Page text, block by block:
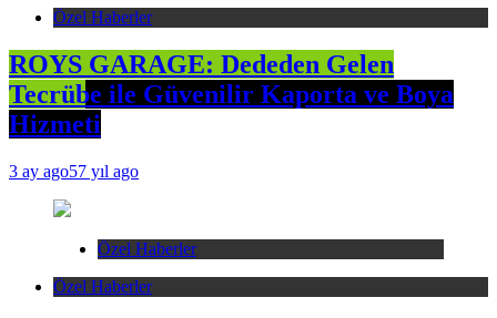
Özel Haberler
ROYS GARAGE: Dededen Gelen
Tecrübe ile Güvenilir Kaporta ve Boya
Hizmeti
3 ay ago57 yıl ago
Özel Haberler
Özel Haberler